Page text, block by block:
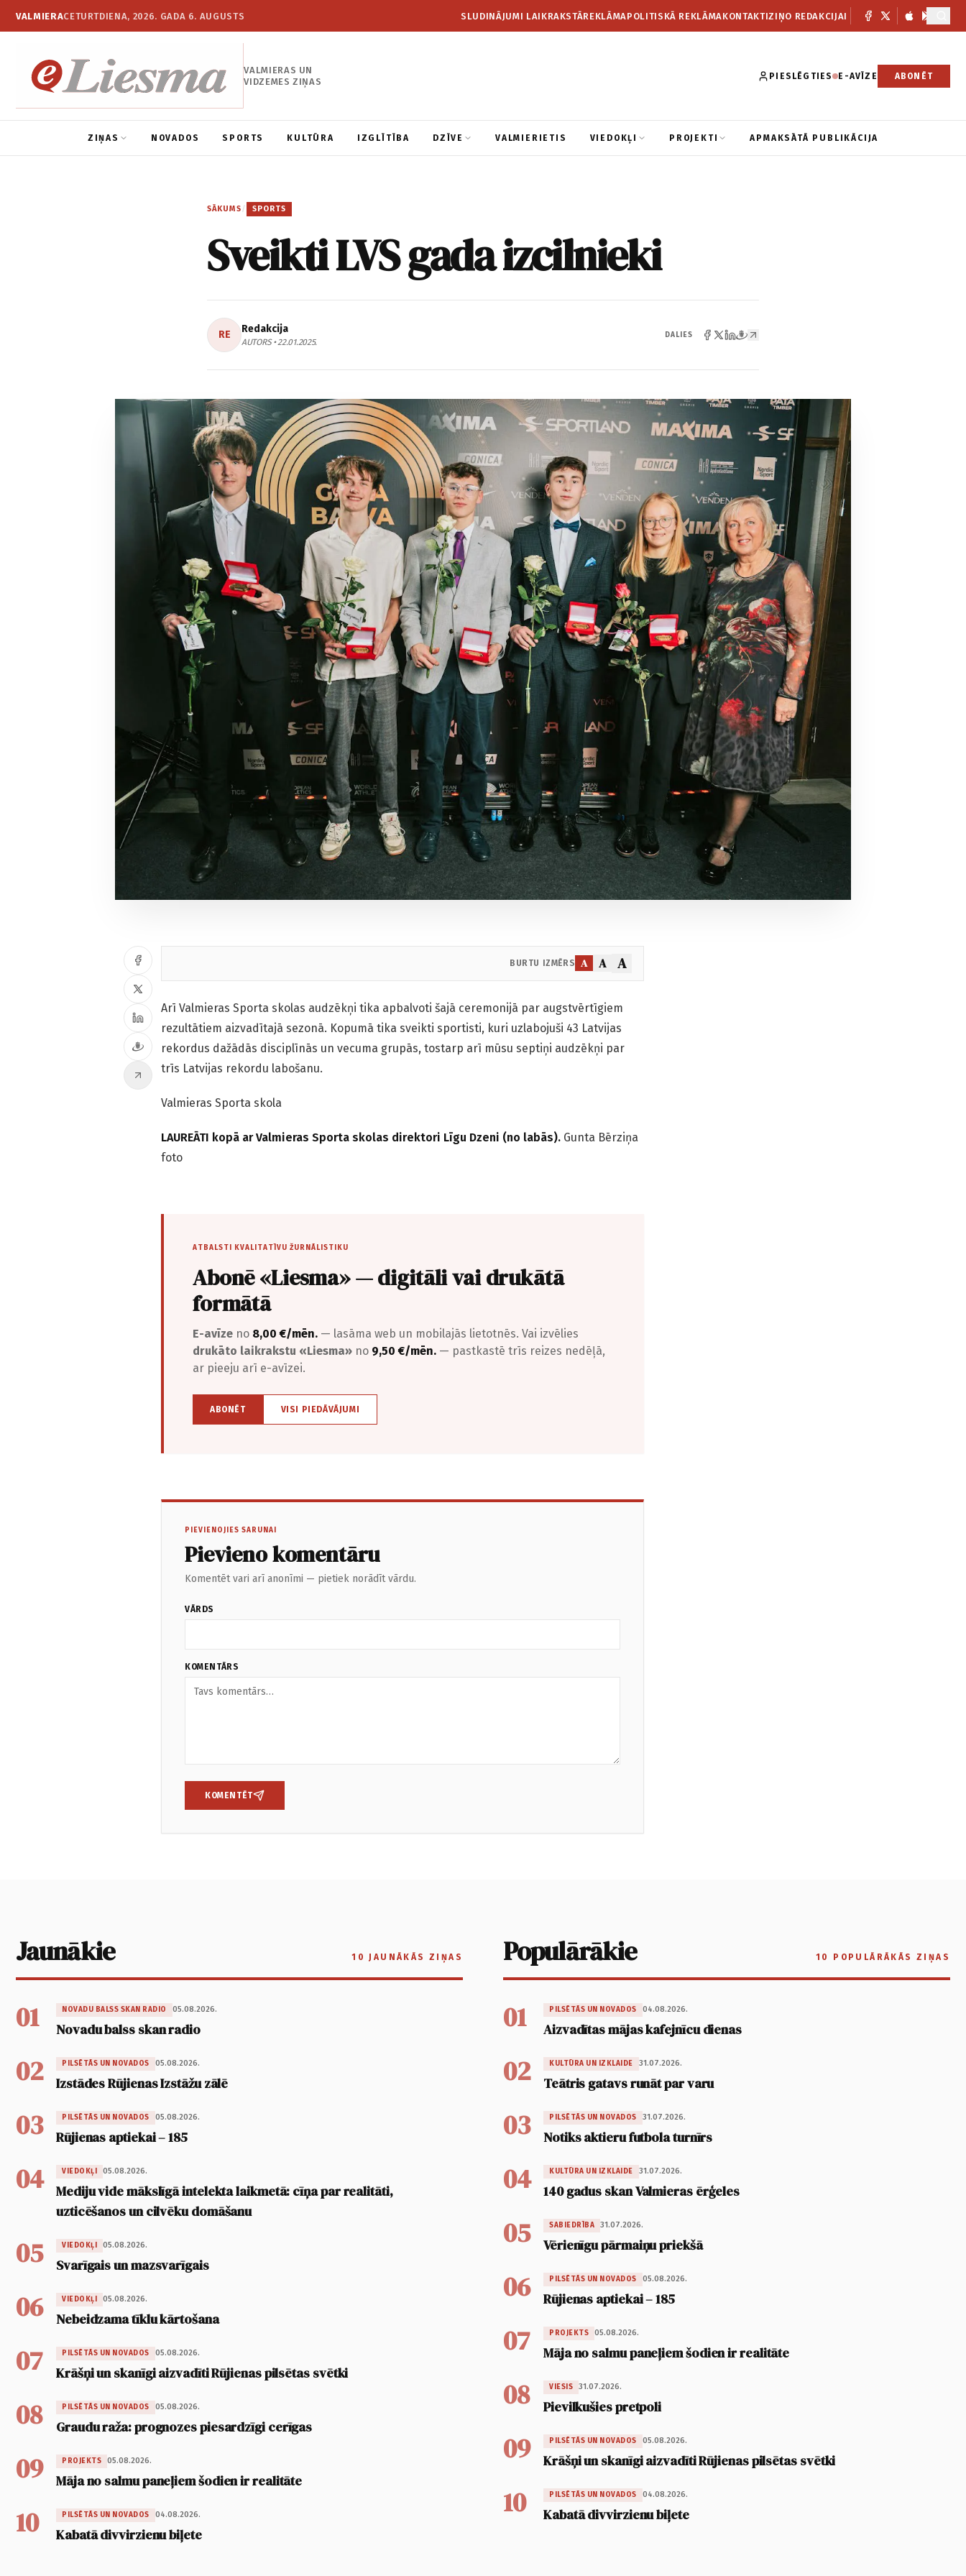
VALMIERACETURTDIENA, 2026. GADA 6. AUGUSTS SLUDINĀJUMI LAIKRAKSTĀREKLĀMAPOLITISKĀ REKLĀMAKONTAKTIZIŅO REDAKCIJAI
VALMIERAS UN
VIDZEMES ZIŅAS
PIESLĒGTIES E-AVĪZE ABONĒT
ZIŅAS NOVADOS SPORTS KULTŪRA IZGLĪTĪBA DZĪVE VALMIERIETIS VIEDOKĻI PROJEKTI APMAKSĀTĀ PUBLIKĀCIJA
SĀKUMS / SPORTS
Sveikti LVS gada izcilnieki
RE Redakcija
AUTORS • 22.01.2025.
DALIES
BURTU IZMĒRS A A A
Arī Valmieras Sporta skolas audzēkņi tika apbalvoti šajā ceremonijā par augstvērtīgiem
rezultātiem aizvadītajā sezonā. Kopumā tika sveikti sportisti, kuri uzlabojuši 43 Latvijas
rekordus dažādās disciplīnās un vecuma grupās, tostarp arī mūsu septiņi audzēkņi par
trīs Latvijas rekordu labošanu.
Valmieras Sporta skola
LAUREĀTI kopā ar Valmieras Sporta skolas direktori Līgu Dzeni (no labās). Gunta Bērziņa
foto
ATBALSTI KVALITATĪVU ŽURNĀLISTIKU
Abonē «Liesma» — digitāli vai drukātā
formātā
E-avīze no 8,00 €/mēn. — lasāma web un mobilajās lietotnēs. Vai izvēlies
drukāto laikrakstu «Liesma» no 9,50 €/mēn. — pastkastē trīs reizes nedēļā,
ar pieeju arī e-avīzei.
ABONĒT VISI PIEDĀVĀJUMI
PIEVIENOJIES SARUNAI
Pievieno komentāru
Komentēt vari arī anonīmi — pietiek norādīt vārdu.
VĀRDS
KOMENTĀRS
KOMENTĒT
Jaunākie 10 JAUNĀKĀS ZIŅAS
01 NOVADU BALSS SKAN RADIO 05.08.2026.
Novadu balss skan radio
02 PILSĒTĀS UN NOVADOS 05.08.2026.
Izstādes Rūjienas Izstāžu zālē
03 PILSĒTĀS UN NOVADOS 05.08.2026.
Rūjienas aptiekai – 185
04 VIEDOKĻI 05.08.2026.
Mediju vide mākslīgā intelekta laikmetā: cīņa par realitāti,
uzticēšanos un cilvēku domāšanu
05 VIEDOKĻI 05.08.2026.
Svarīgais un mazsvarīgais
06 VIEDOKĻI 05.08.2026.
Nebeidzama tīklu kārtošana
07 PILSĒTĀS UN NOVADOS 05.08.2026.
Krāšņi un skanīgi aizvadīti Rūjienas pilsētas svētki
08 PILSĒTĀS UN NOVADOS 05.08.2026.
Graudu raža: prognozes piesardzīgi cerīgas
09 PROJEKTS 05.08.2026.
Māja no salmu paneļiem šodien ir realitāte
10 PILSĒTĀS UN NOVADOS 04.08.2026.
Kabatā divvirzienu biļete
Populārākie 10 POPULĀRĀKĀS ZIŅAS
01 PILSĒTĀS UN NOVADOS 04.08.2026.
Aizvadītas mājas kafejnīcu dienas
02 KULTŪRA UN IZKLAIDE 31.07.2026.
Teātris gatavs runāt par varu
03 PILSĒTĀS UN NOVADOS 31.07.2026.
Notiks aktieru futbola turnīrs
04 KULTŪRA UN IZKLAIDE 31.07.2026.
140 gadus skan Valmieras ērģeles
05 SABIEDRĪBA 31.07.2026.
Vērienīgu pārmaiņu priekšā
06 PILSĒTĀS UN NOVADOS 05.08.2026.
Rūjienas aptiekai – 185
07 PROJEKTS 05.08.2026.
Māja no salmu paneļiem šodien ir realitāte
08 VIESIS 31.07.2026.
Pievilkušies pretpoli
09 PILSĒTĀS UN NOVADOS 05.08.2026.
Krāšņi un skanīgi aizvadīti Rūjienas pilsētas svētki
10 PILSĒTĀS UN NOVADOS 04.08.2026.
Kabatā divvirzienu biļete